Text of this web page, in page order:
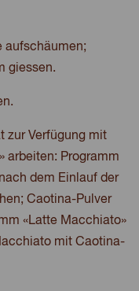
aufschäumen;
giessen.
zur Verfügung mit
arbeiten: Programm
dem Einlauf der
Caotina-Pulver
«Latte Macchiato»
mit Caotina-